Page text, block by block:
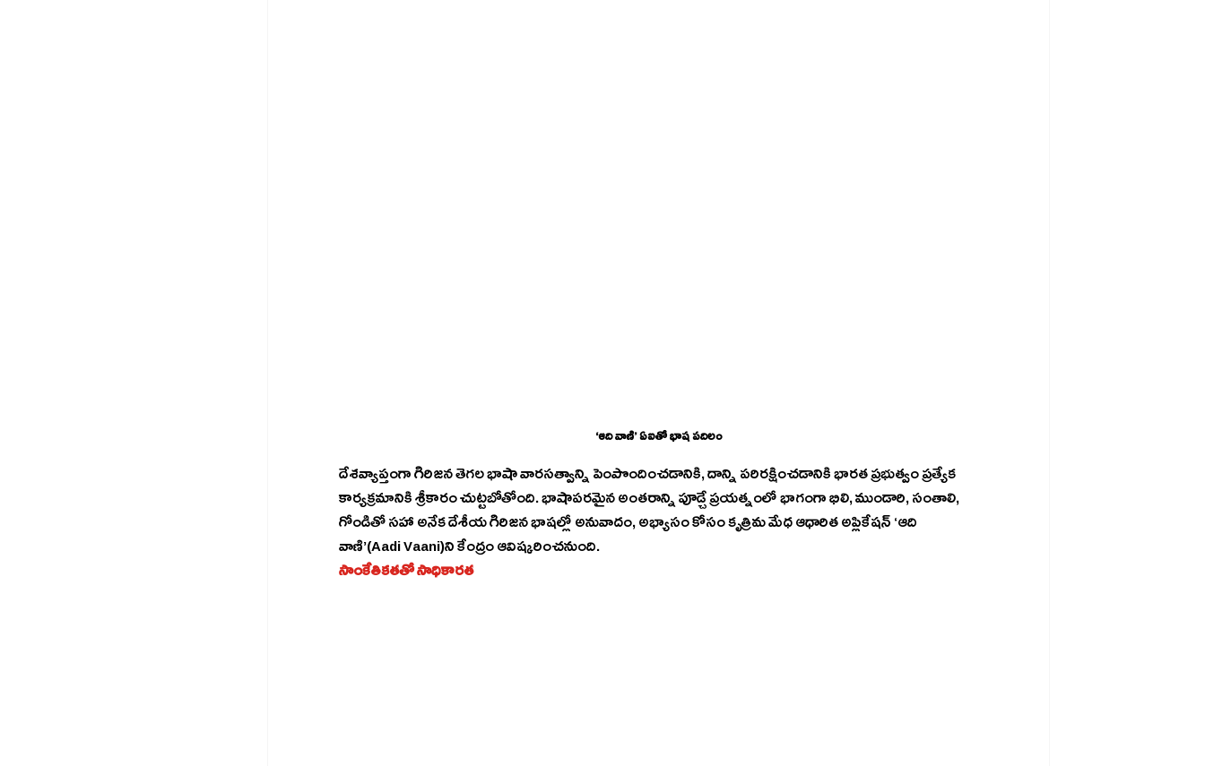
‘ఆది వాణి’ ఏఐతో భాష పదిలం
దేశవ్యాప్తంగా గిరిజన తెగల భాషా వారసత్వాన్ని పెంపొందించడానికి, దాన్ని పరిరక్షించడానికి భారత ప్రభుత్వం ప్రత్యేక
కార్యక్రమానికి శ్రీకారం చుట్టబోతోంది. భాషాపరమైన అంతరాన్ని పూడ్చే ప్రయత్నంలో భాగంగా భిలి, ముండారి, సంతాలి,
గోండితో సహా అనేక దేశీయ గిరిజన భాషల్లో అనువాదం, అభ్యాసం కోసం కృత్రిమ మేధ ఆధారిత అప్లికేషన్ ‘ఆది
వాణి’(Aadi Vaani)ని కేంద్రం ఆవిష్కరించనుంది.
సాంకేతికతతో సాధికారత